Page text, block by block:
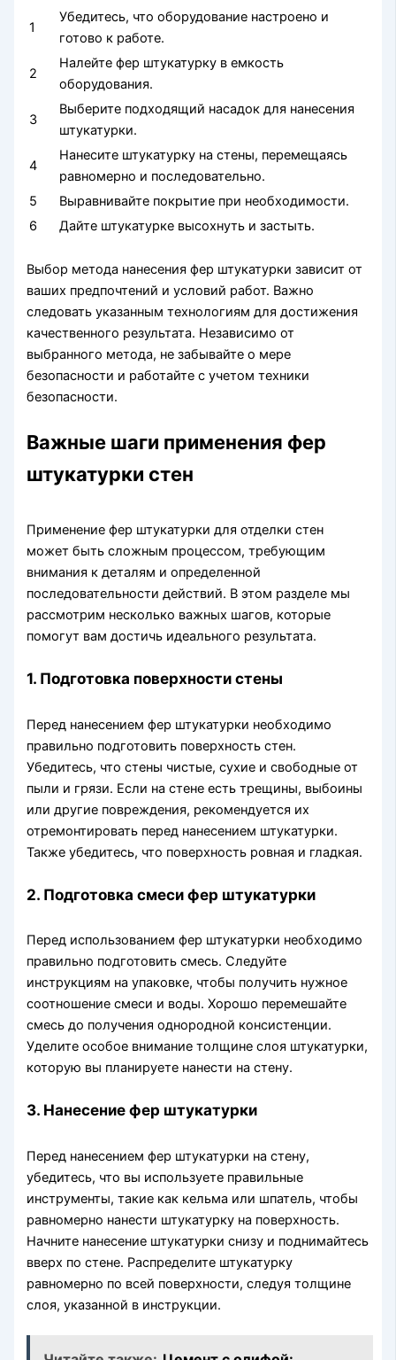
1
Убедитесь, что оборудование настроено и
готово к работе.
2
Налейте фер штукатурку в емкость
оборудования.
3
Выберите подходящий насадок для нанесения
штукатурки.
4
Нанесите штукатурку на стены, перемещаясь
равномерно и последовательно.
5
Выравнивайте покрытие при необходимости.
6
Дайте штукатурке высохнуть и застыть.
Выбор метода нанесения фер штукатурки зависит от
ваших предпочтений и условий работ. Важно
следовать указанным технологиям для достижения
качественного результата. Независимо от
выбранного метода, не забывайте о мере
безопасности и работайте с учетом техники
безопасности.
Важные шаги применения фер
штукатурки стен
Применение фер штукатурки для отделки стен
может быть сложным процессом, требующим
внимания к деталям и определенной
последовательности действий. В этом разделе мы
рассмотрим несколько важных шагов, которые
помогут вам достичь идеального результата.
1. Подготовка поверхности стены
Перед нанесением фер штукатурки необходимо
правильно подготовить поверхность стен.
Убедитесь, что стены чистые, сухие и свободные от
пыли и грязи. Если на стене есть трещины, выбоины
или другие повреждения, рекомендуется их
отремонтировать перед нанесением штукатурки.
Также убедитесь, что поверхность ровная и гладкая.
2. Подготовка смеси фер штукатурки
Перед использованием фер штукатурки необходимо
правильно подготовить смесь. Следуйте
инструкциям на упаковке, чтобы получить нужное
соотношение смеси и воды. Хорошо перемешайте
смесь до получения однородной консистенции.
Уделите особое внимание толщине слоя штукатурки,
которую вы планируете нанести на стену.
3. Нанесение фер штукатурки
Перед нанесением фер штукатурки на стену,
убедитесь, что вы используете правильные
инструменты, такие как кельма или шпатель, чтобы
равномерно нанести штукатурку на поверхность.
Начните нанесение штукатурки снизу и поднимайтесь
вверх по стене. Распределите штукатурку
равномерно по всей поверхности, следуя толщине
слоя, указанной в инструкции.